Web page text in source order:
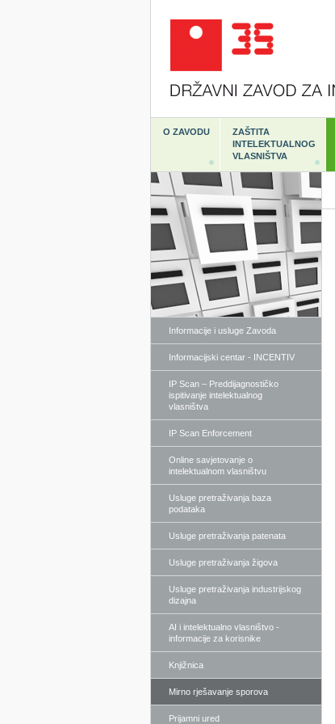
O ZAVODU
ZAŠTITA
INTELEKTUALNOG
VLASNIŠTVA
Informacije i usluge Zavoda
Informacijski centar - INCENTIV
IP Scan – Preddijagnostičko
ispitivanje intelektualnog
vlasništva
IP Scan Enforcement
Online savjetovanje o
intelektualnom vlasništvu
Usluge pretraživanja baza
podataka
Usluge pretraživanja patenata
Usluge pretraživanja žigova
Usluge pretraživanja industrijskog
dizajna
AI i intelektualno vlasništvo -
informacije za korisnike
Knjižnica
Mirno rješavanje sporova
Prijamni ured